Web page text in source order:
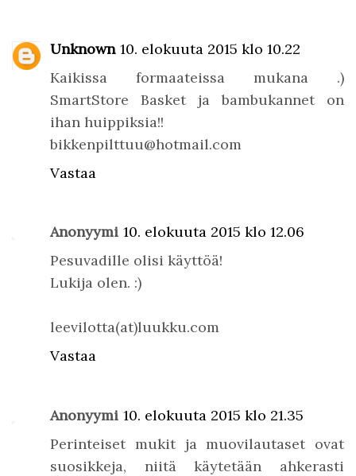
Unknown 10. elokuuta 2015 klo 10.22
Kaikissa formaateissa mukana .)
SmartStore Basket ja bambukannet on
ihan huippiksia!!
bikkenpilttuu@hotmail.com
Vastaa
Anonyymi 10. elokuuta 2015 klo 12.06
Pesuvadille olisi käyttöä!
Lukija olen. :)
leevilotta(at)luukku.com
Vastaa
Anonyymi 10. elokuuta 2015 klo 21.35
Perinteiset mukit ja muovilautaset ovat
suosikkeja, niitä käytetään ahkerasti